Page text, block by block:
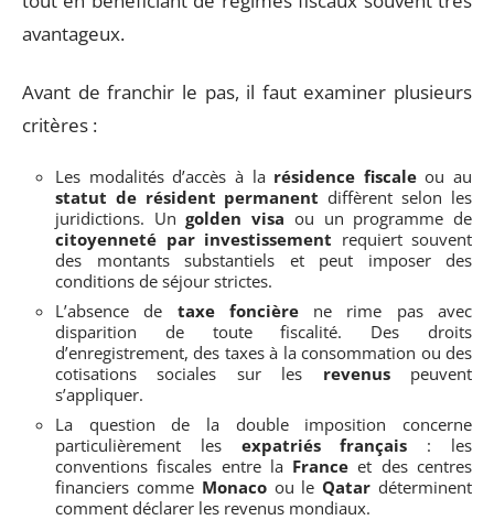
avantageux.
Avant de franchir le pas, il faut examiner plusieurs
critères :
Les modalités d’accès à la résidence fiscaleou au
statut de résident permanent diffèrent selon les
juridictions. Ungolden visa ou un programme de
citoyenneté par investissement requiert souvent
des montants substantiels et peut imposer des
conditions de séjour strictes.
L’absence de taxe foncièrene rime pas avec
disparition de toute fiscalité. Des droits
d’enregistrement, des taxes à la consommation ou des
cotisations sociales sur les revenuspeuvent
s’appliquer.
La question de la double imposition concerne
particulièrement les expatriés français : les
conventions fiscales entre la France et des centres
financiers comme Monacoou le Qatar déterminent
comment déclarer les revenus mondiaux.